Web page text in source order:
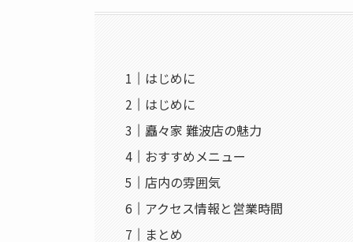
はじめに
はじめに
矗々家 難波店の魅力
おすすめメニュー
店内の雰囲気
アクセス情報と営業時間
まとめ